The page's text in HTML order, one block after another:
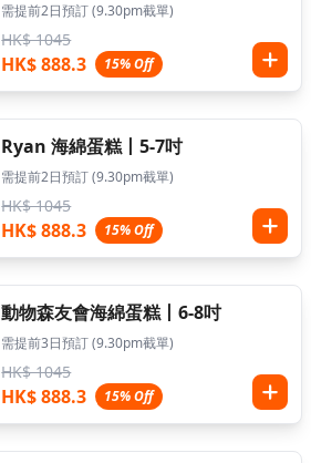
需提前2日預訂 (9.30pm截單)
HK$ 1045
HK$ 888.3 15% Off
Ryan 海綿蛋糕丨5-7吋
需提前2日預訂 (9.30pm截單)
HK$ 1045
HK$ 888.3 15% Off
動物森友會海綿蛋糕丨6-8吋
需提前3日預訂 (9.30pm截單)
HK$ 1045
HK$ 888.3 15% Off